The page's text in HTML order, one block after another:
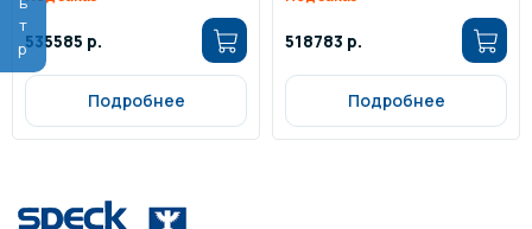
535585 р.
Подробнее
518783 р.
Подробнее